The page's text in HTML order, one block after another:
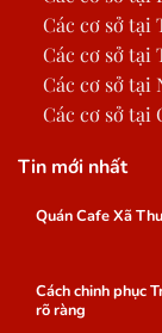
Các cơ sở tại
Các cơ sở tại
Các cơ sở tại
Các cơ sở tại
Tin mới nhất
Quán Cafe Xã
Cách chinh phục
rõ ràng